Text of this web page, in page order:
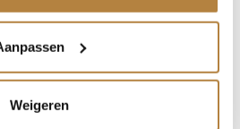
Weigeren
de zaken die uw
beïnvloeden.
overtuigende bewijs.